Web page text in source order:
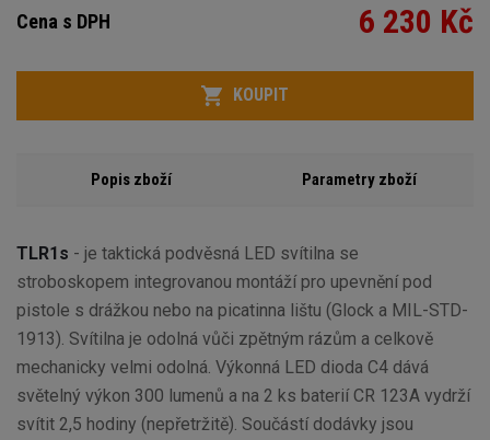
Cena s DPH 6 230 Kč
Počet
KOUPIT
Popis zboží Parametry zboží
TLR1s - je taktická podvěsná LED svítilna se
stroboskopem integrovanou montáží pro upevnění pod
pistole s drážkou nebo na picatinna lištu (Glock a MIL-STD-
1913). Svítilna je odolná vůči zpětným rázům a celkově
mechanicky velmi odolná. Výkonná LED dioda C4 dává
světelný výkon 300 lumenů a na 2 ks baterií CR 123A vydrží
svítit 2,5 hodiny (nepřetržitě). Součástí dodávky jsou